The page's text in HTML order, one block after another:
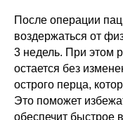
После операции
воздержаться от
3 недель. При этом
остается без
острого перца,
Это поможет
обеспечит быстрое